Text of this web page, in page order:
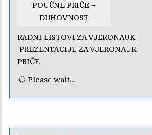
POUČNE PRIČE –
DUHOVNOST
RADNI LISTOVI ZA VJERONAUK
PREZENTACIJE ZA VJERONAUK
PRIČE
Please wait...